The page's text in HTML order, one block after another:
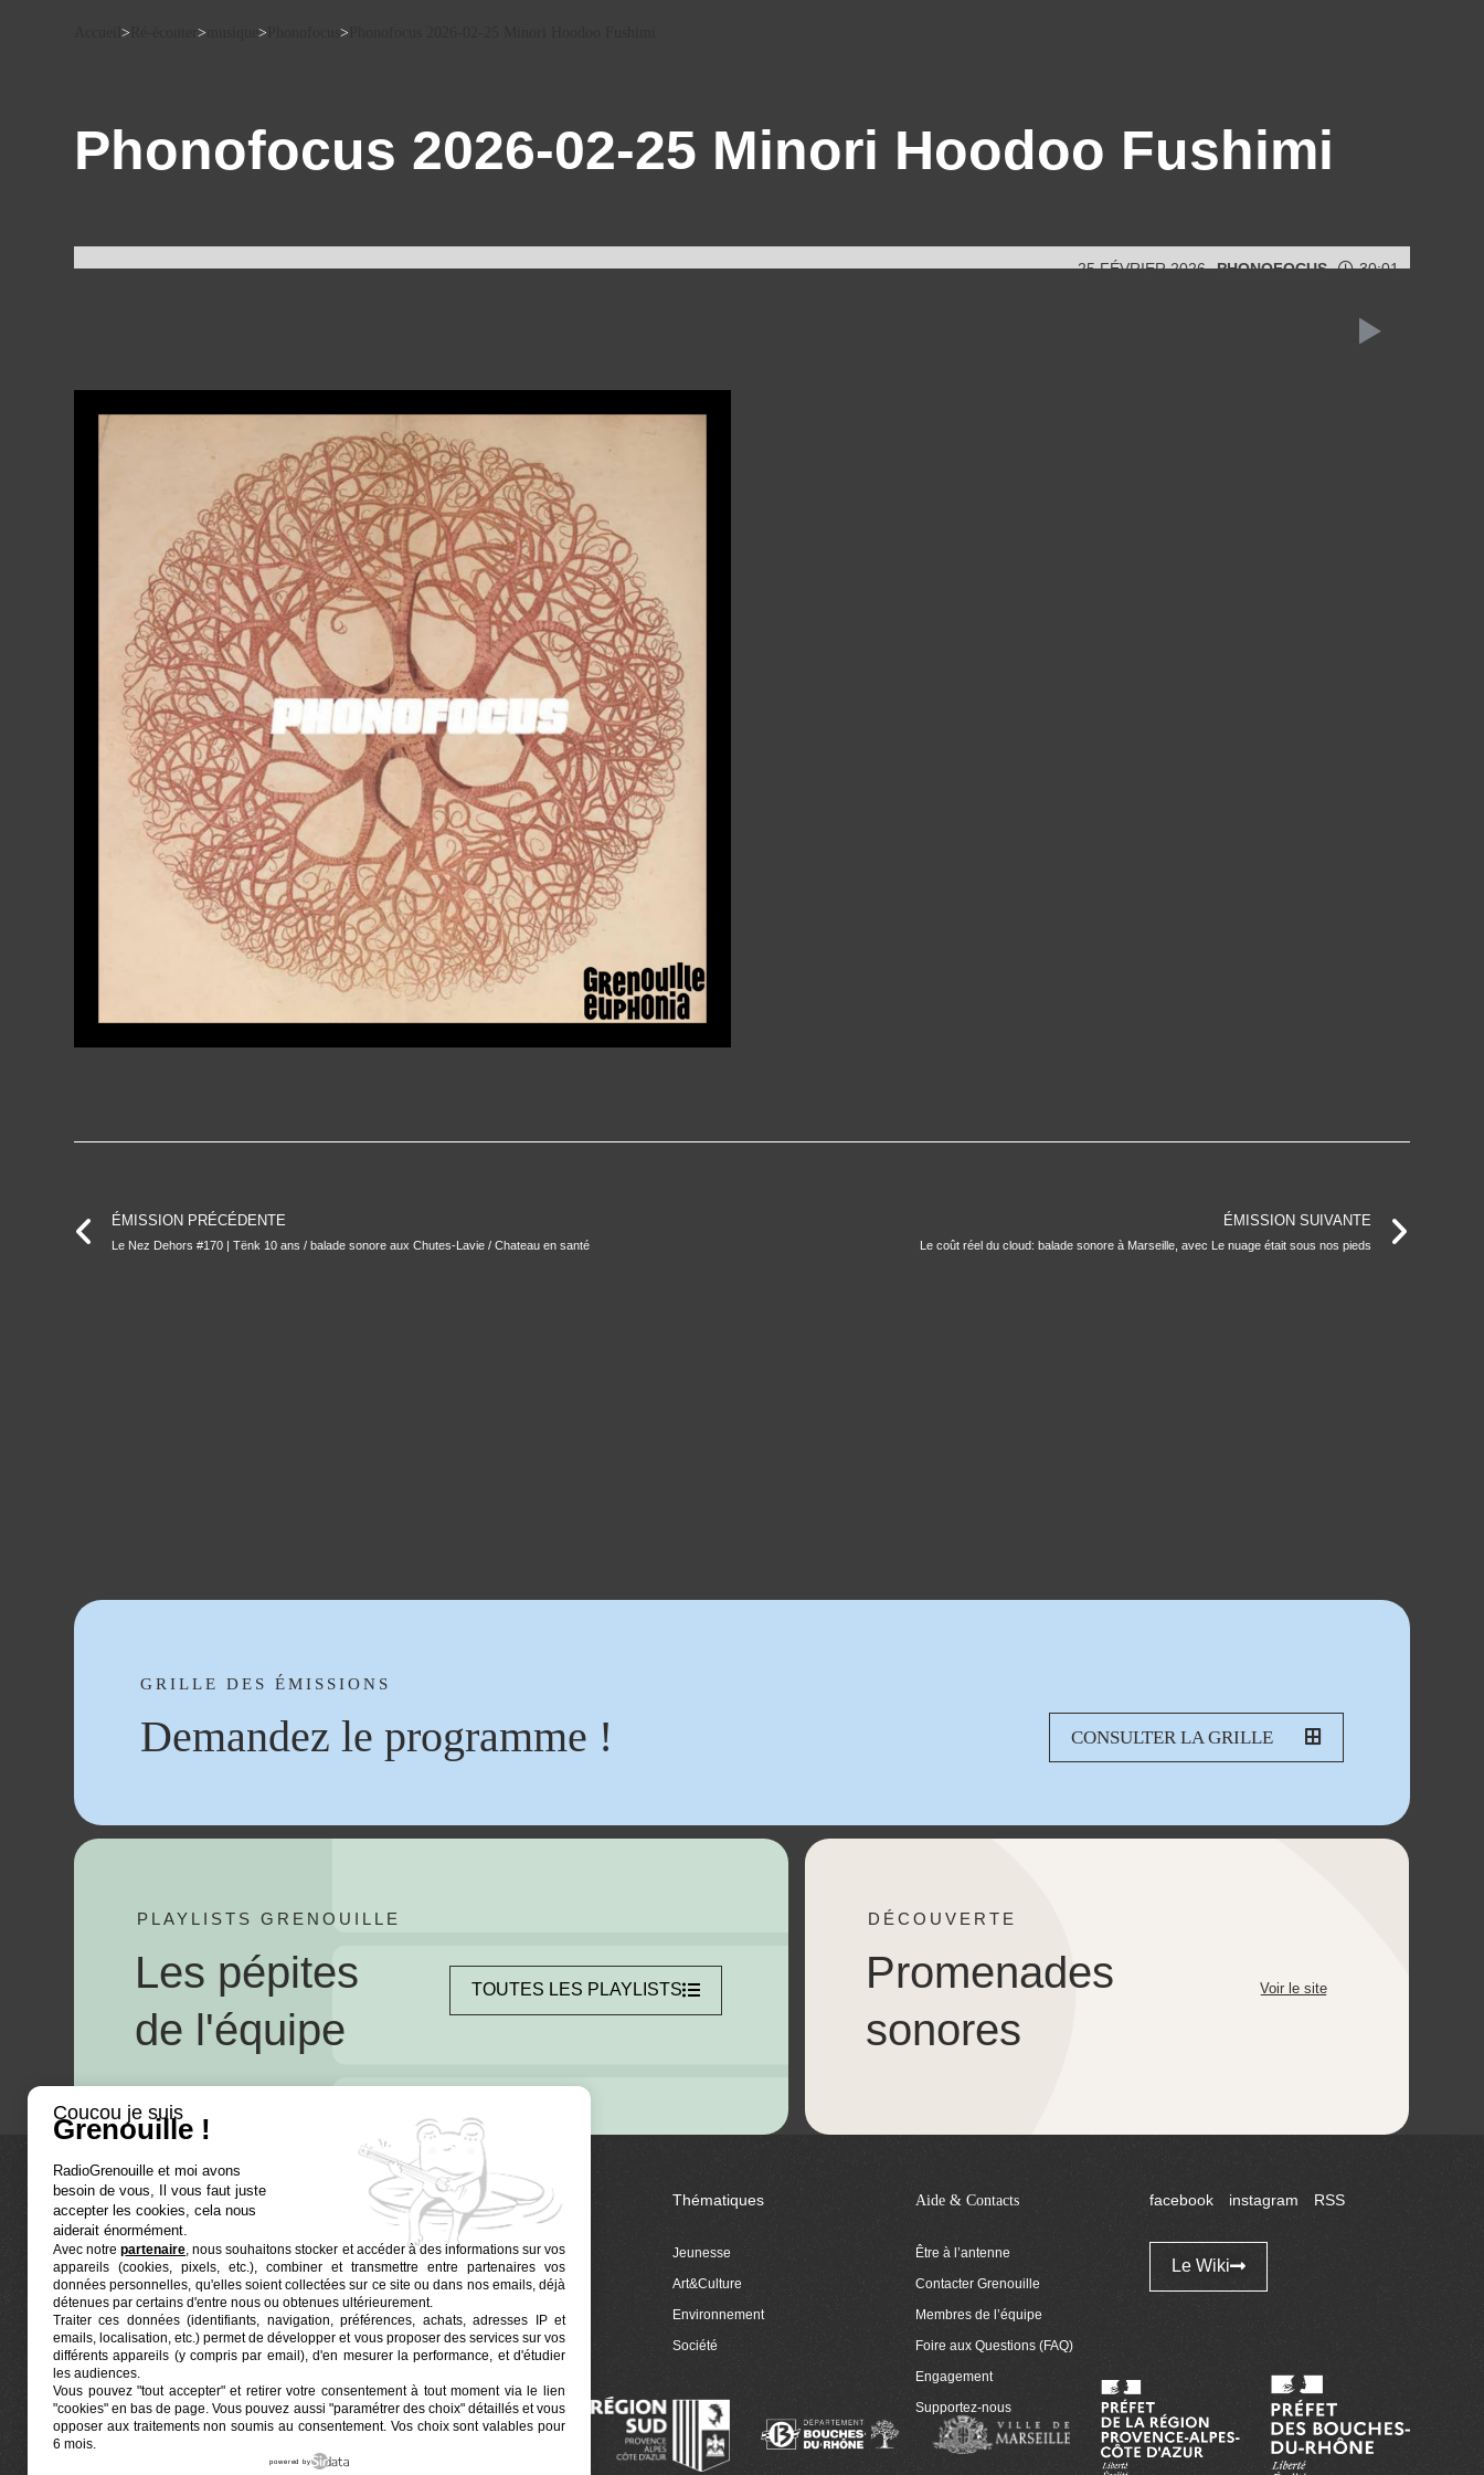
> > > >
Phonofocus 2026-02-25 Minori Hoodoo Fushimi
25 FÉVRIER 2026 PHONOFOCUS 30:01
ÉMISSION PRÉCÉDENTE
Le Nez Dehors #170 | Tënk 10 ans / balade sonore aux Chutes-Lavie / Chateau en santé
ÉMISSION SUIVANTE
Le coût réel du cloud: balade sonore à Marseille, avec Le nuage était sous nos pieds
GRILLE DES ÉMISSIONS
Demandez le programme ! CONSULTER LA GRILLE
PLAYLISTS GRENOUILLE
Les pépites
de l'équipe
TOUTES LES PLAYLISTS
DÉCOUVERTE
Promenades
sonores
Voir le site
Euphonia est le partenaire producteur de Radio
Grenouille, radio associative marseillaise.
Locaux situés à la Friche Belle de Mai
41, rue Jobin — 13003 Marseille
La radio
Ré-écouter
Actualités
Programmation
Grenouille Euphonia
Thématiques
Jeunesse
Art&Culture
Environnement
Société
Aide & Contacts
Être à l’antenne
Contacter Grenouille
Membres de l’équipe
Foire aux Questions (FAQ)
Engagement
Supportez-nous
facebook instagram RSS
Le Wiki
Coucou je suis
Grenouille !
RadioGrenouille et moi avons
besoin de vous, Il vous faut juste
accepter les cookies, cela nous
aiderait énormément.
Avec notrepartenaire, nous souhaitons stocker et accéder à des informations sur vos
appareils (cookies, pixels, etc.), combiner et transmettre entre partenaires vos
données personnelles, qu'elles soient collectées sur ce site ou dans nos emails, déjà
détenues par certains d'entre nous ou obtenues ultérieurement.
Traiter ces données (identifiants, navigation, préférences, achats, adresses IP et
emails, localisation, etc.) permet de développer et vous proposer des services sur vos
différents appareils (y compris par email), d'en mesurer la performance, et d'étudier
les audiences.
Vous pouvez "tout accepter" et retirer votre consentement à tout moment via le lien
"cookies" en bas de page. Vous pouvez aussi "paramétrer des choix" détaillés et vous
opposer aux traitements non soumis au consentement. Vos choix sont valables pour
6 mois.
powered by